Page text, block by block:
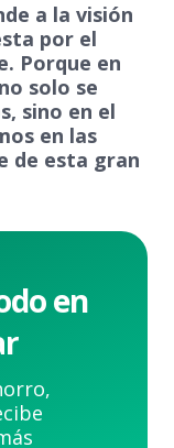
a la visión
por el
Porque en
solo se
sino en el
en las
de esta gran
en